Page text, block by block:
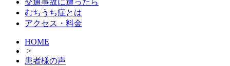
交通事故に遭ったら
むちうち症とは
アクセス・料金
HOME
>
患者様の声